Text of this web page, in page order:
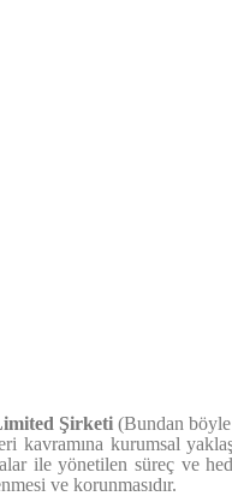
Şirketi (Bundan böyle
kavramına kurumsal
ile yönetilen süreç ve
ve korunmasıdır.